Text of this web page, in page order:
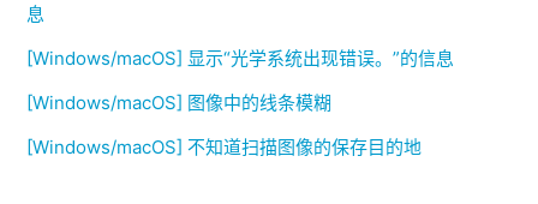
息
[Windows/macOS] 显示“光学系统出现错误。”的信息
[Windows/macOS] 图像中的线条模糊
[Windows/macOS] 不知道扫描图像的保存目的地